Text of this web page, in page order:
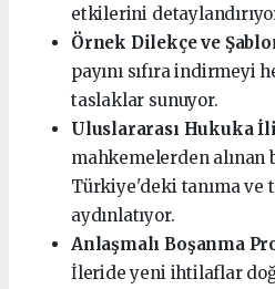
etkilerini
Örnek Dilekçe ve
payını sıfıra indirmeyi
taslaklar sunuyor.
Uluslararası Hukuka
mahkemelerden alınan
Türkiye'deki tanıma ve
aydınlatıyor.
Anlaşmalı Boşanma
İleride yeni ihtilaflar